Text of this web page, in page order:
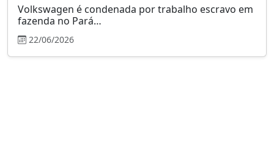
Volkswagen é condenada por trabalho escravo em
fazenda no Pará…
22/06/2026